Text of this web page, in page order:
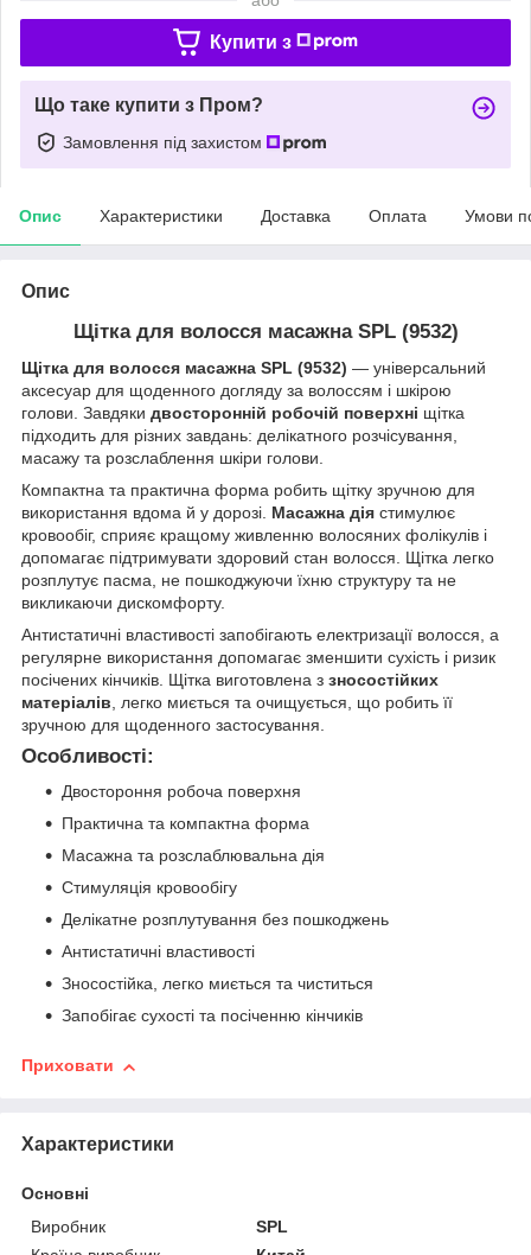
Купити з
Що таке купити з Пром?
Замовлення під захистом
Опис Характеристики Доставка Оплата Умови
Опис
Щітка для волосся масажна SPL (9532)
Щітка для волосся масажна SPL (9532) — універсальний
аксесуар для щоденного догляду за волоссям і шкірою
голови. Завдяки двосторонній робочій поверхні щітка
підходить для різних завдань: делікатного розчісування,
масажу та розслаблення шкіри голови.
Компактна та практична форма робить щітку зручною для
використання вдома й у дорозі. Масажна дія стимулює
кровообіг, сприяє кращому живленню волосяних фолікулів і
допомагає підтримувати здоровий стан волосся. Щітка легко
розплутує пасма, не пошкоджуючи їхню структуру та не
викликаючи дискомфорту.
Антистатичні властивості запобігають електризації волосся, а
регулярне використання допомагає зменшити сухість і ризик
посічених кінчиків. Щітка виготовлена з зносостійких
матеріалів , легко миється та очищується, що робить її
зручною для щоденного застосування.
Особливості:
Двостороння робоча поверхня
Практична та компактна форма
Масажна та розслаблювальна дія
Стимуляція кровообігу
Делікатне розплутування без пошкоджень
Антистатичні властивості
Зносостійка, легко миється та чиститься
Запобігає сухості та посіченню кінчиків
Приховати
Характеристики
Основні
Виробник
SPL